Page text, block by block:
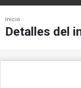
Inicio
Detalles del